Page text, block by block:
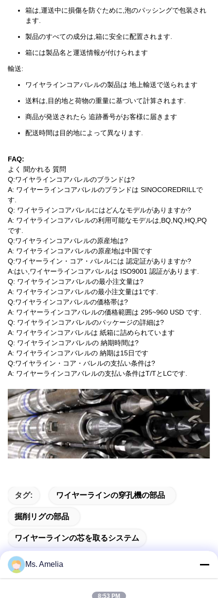
箱は,運送中に損傷を防ぐために,泡のパッシングで包装され
ます.
製品のすべての成分は,箱に安全に配置されます.
箱には製品名と運送情報が付けられます
輸送:
ワイヤラインコアバレルの製品は 地上輸送で送られます
送料は,目的地と荷物の重量に基づいて計算されます.
商品が発送されたら 追跡番号がお客様に届きます
配送時間は目的地によって異なります.
FAQ:
よく 聞かれる 質問
Q:ワイヤラインコアバレルのブランドは?
A: ワイヤーラインコアバレルのブランドは SINOCOREDRILLで
す.
Q: ワイヤラインコアバレルにはどんなモデルがありますか?
A: ワイヤラインコアバレルの利用可能なモデルは,BQ,NQ,HQ,PQ
です.
Q:ワイヤラインコアバレルの原産地は?
A: ワイヤラインコアバレルの原産地は中国です
Q:ワイヤーライン・コア・バレルには 認定証がありますか?
A:はい,ワイヤーラインコアバレルは ISO9001 認証があります.
Q: ワイヤラインコアバレルの最小注文量は?
A: ワイヤラインコアバレルの最小注文量は1です.
Q:ワイヤラインコアバレルの価格帯は?
A: ワイヤーラインコアバレルの価格範囲は 295~960 USD です.
Q: ワイヤラインコアバレルのパッケージの詳細は?
A: ワイヤラインコアバレルは 紙箱に詰められています
Q: ワイヤラインコアバレルの 納期時間は?
A: ワイヤラインコアバレルの 納期は15日です
Q:ワイヤライン・コア・バレルの支払い条件は?
A: ワイヤーラインコアバレルの支払い条件はT/TとLCです.
タグ: ワイヤーラインの穿孔機の部品
掘削リグの部品
ワイヤーラインの芯を取るシステム
Ms. Amelia
8:53 PM